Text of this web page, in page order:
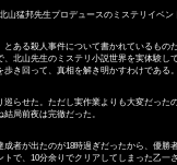
山猛邦先生プロデュースのミステリイベン
ある殺人事件について書かれているもの
北山先生のミステリ小説世界を実体験し
歩き回って、真相を解き明かすわけである
らせた。ただし実作業よりも大変だった
結局前夜は完徹だった。
者が出たのが18時過ぎだったから、優
で、10分余りでクリアしてしまった乙一